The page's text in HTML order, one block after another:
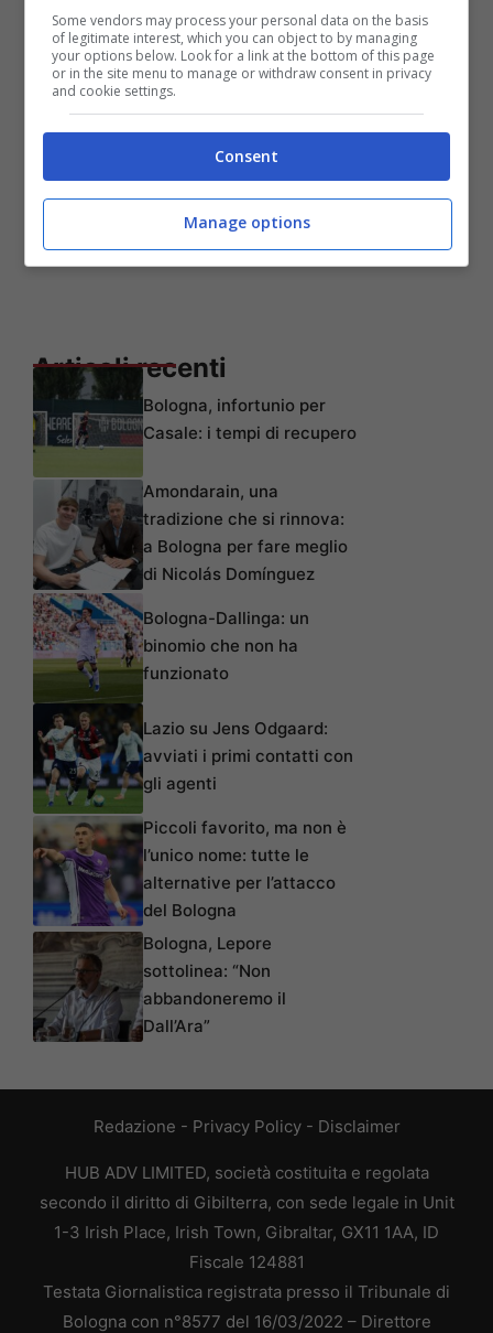
Articoli recenti
Bologna, infortunio per
Casale: i tempi di recupero
Amondarain, una
tradizione che si rinnova:
a Bologna per fare meglio
di Nicolás Domínguez
Bologna-Dallinga: un
binomio che non ha
funzionato
Lazio su Jens Odgaard:
avviati i primi contatti con
gli agenti
Piccoli favorito, ma non è
l’unico nome: tutte le
alternative per l’attacco
del Bologna
Bologna, Lepore
sottolinea: “Non
abbandoneremo il
Dall’Ara”
Redazione - Privacy Policy- Disclaimer
HUB ADV LIMITED, società costituita e regolata
secondo il diritto di Gibilterra, con sede legale in Unit
1-3 Irish Place, Irish Town, Gibraltar, GX11 1AA, ID
Fiscale 124881
Testata Giornalistica registrata presso il Tribunale di
Bologna con n°8577 del 16/03/2022 – Direttore
Some vendors may process your personal data on the basis
of legitimate interest, which you can object to by managing
your options below. Look for a link at the bottom of this page
or in the site menu to manage or withdraw consent in privacy
and cookie settings.
Consent
Manage options